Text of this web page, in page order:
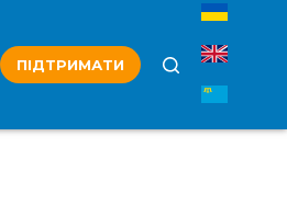
ПІДТРИМАТИ